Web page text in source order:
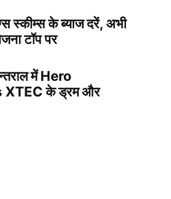
स्कीम्स के ब्याज दरें, अभी
टॉप पर
में Hero
के ड्रम और